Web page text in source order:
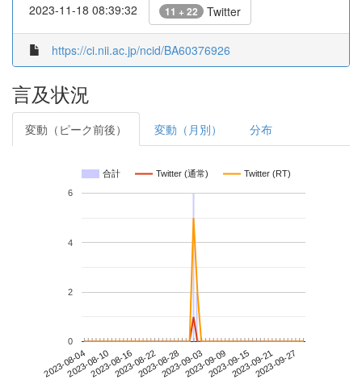
2023-11-18 08:39:32 11 + 22 Twitter
https://ci.nii.ac.jp/ncid/BA60376926
言及状況
変動（ピーク前後） 変動（月別） 分布
合計 Twitter (通常) Twitter (RT)
2023-08-042023-08-102023-08-162023-08-222023-08-282023-09-032023-09-092023-09-152023-09-212023-09-27
0
2
4
6